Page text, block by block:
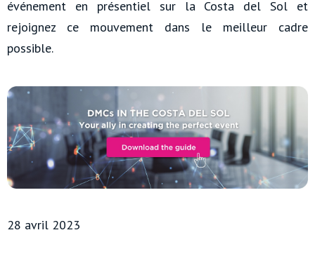
événement en présentiel sur la Costa del Sol et
rejoignez ce mouvement dans le meilleur cadre
possible.
28 avril 2023